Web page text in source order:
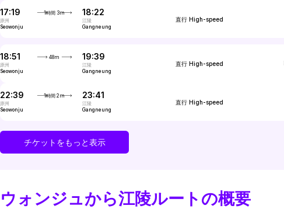
17:19
原州
Seowonju
1時間 3m 18:22
江陵
Gangneung
直行 High-speed
18:51
原州
Seowonju
48m 19:39
江陵
Gangneung
直行 High-speed
22:39
原州
Seowonju
1時間 2m 23:41
江陵
Gangneung
直行 High-speed
チケットをもっと表示
ウォンジュから江陵ルートの概要